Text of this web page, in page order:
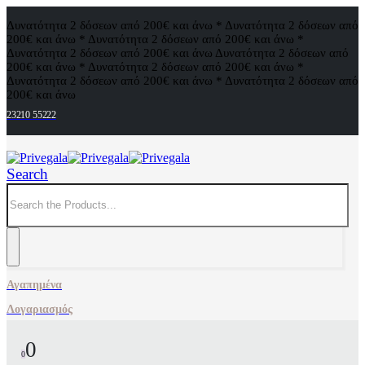
Δυνατότητα 2 δόσεων από 200€ και άνω * Δυνατότητα 2 δόσεων από
200€ και άνω * Δυνατότητα 2 δόσεων από 200€ και άνω *
Δυνατότητα 2 δόσεων από 200€ και άνω Δυνατότητα 2 δόσεων από
200€ και άνω * Δυνατότητα 2 δόσεων από 200€ και άνω *
Δυνατότητα 2 δόσεων από 200€ και άνω * Δυνατότητα 2 δόσεων από
200€ και άνω
23210 55222
Search
Αγαπημένα
Λογαριασμός
00